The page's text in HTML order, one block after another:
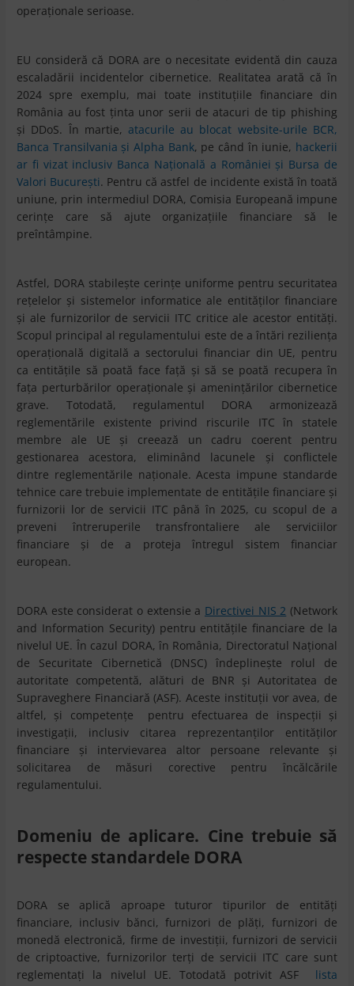
operaționale serioase.
EU consideră că DORA are o necesitate evidentă din cauza
escaladării incidentelor cibernetice. Realitatea arată că în
2024 spre exemplu, mai toate instituțiile financiare din
România au fost ținta unor serii de atacuri de tip phishing
și DDoS. În martie, atacurile au blocat website-urile BCR,
Banca Transilvania și Alpha Bank, pe când în iunie, hackerii
ar fi vizat inclusiv Banca Națională a României și Bursa de
Valori București. Pentru că astfel de incidente există în toată
uniune, prin intermediul DORA, Comisia Europeană impune
cerințe care să ajute organizațiile financiare să le
preîntâmpine.
Astfel, DORA stabilește cerințe uniforme pentru securitatea
rețelelor și sistemelor informatice ale entităților financiare
și ale furnizorilor de servicii ITC critice ale acestor entități.
Scopul principal al regulamentului este de a întări reziliența
operațională digitală a sectorului financiar din UE, pentru
ca entitățile să poată face față și să se poată recupera în
fața perturbărilor operaționale și amenințărilor cibernetice
grave. Totodată, regulamentul DORA armonizează
reglementările existente privind riscurile ITC în statele
membre ale UE și creează un cadru coerent pentru
gestionarea acestora, eliminând lacunele și conflictele
dintre reglementările naționale. Acesta impune standarde
tehnice care trebuie implementate de entitățile financiare și
furnizorii lor de servicii ITC până în 2025, cu scopul de a
preveni întreruperile transfrontaliere ale serviciilor
financiare și de a proteja întregul sistem financiar
european.
DORA este considerat o extensie a Directivei NIS 2 (Network
and Information Security) pentru entitățile financiare de la
nivelul UE. În cazul DORA, în România, Directoratul Național
de Securitate Cibernetică (DNSC) îndeplinește rolul de
autoritate competentă, alături de BNR și Autoritatea de
Supraveghere Financiară (ASF). Aceste instituții vor avea, de
altfel, și competențe pentru efectuarea de inspecții și
investigații, inclusiv citarea reprezentanților entităților
financiare și intervievarea altor persoane relevante și
solicitarea de măsuri corective pentru încălcările
regulamentului.
Domeniu de aplicare. Cine trebuie să
respecte standardele DORA
DORA se aplică aproape tuturor tipurilor de entități
financiare, inclusiv bănci, furnizori de plăți, furnizori de
monedă electronică, firme de investiții, furnizori de servicii
de criptoactive, furnizorilor terți de servicii ITC care sunt
reglementați la nivelul UE. Totodată potrivit ASF lista